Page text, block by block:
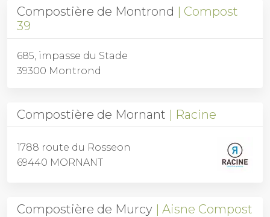
Compostière de Montrond
Compost
39
685, impasse du Stade
39300 Montrond
Compostière de Mornant Racine
1788 route du Rosseon
69440 MORNANT
Compostière de Murcy Aisne Compost